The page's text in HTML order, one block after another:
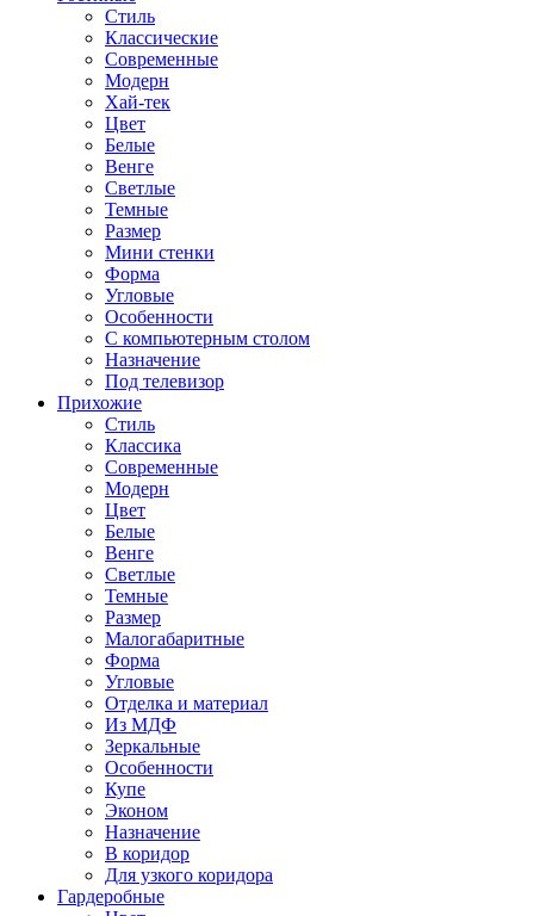
Стиль
Классические
Современные
Модерн
Хай-тек
Цвет
Белые
Венге
Светлые
Темные
Размер
Мини стенки
Форма
Угловые
Особенности
С компьютерным столом
Назначение
Под телевизор
Прихожие
Стиль
Классика
Современные
Модерн
Цвет
Белые
Венге
Светлые
Темные
Размер
Малогабаритные
Форма
Угловые
Отделка и материал
Из МДФ
Зеркальные
Особенности
Купе
Эконом
Назначение
В коридор
Для узкого коридора
Гардеробные